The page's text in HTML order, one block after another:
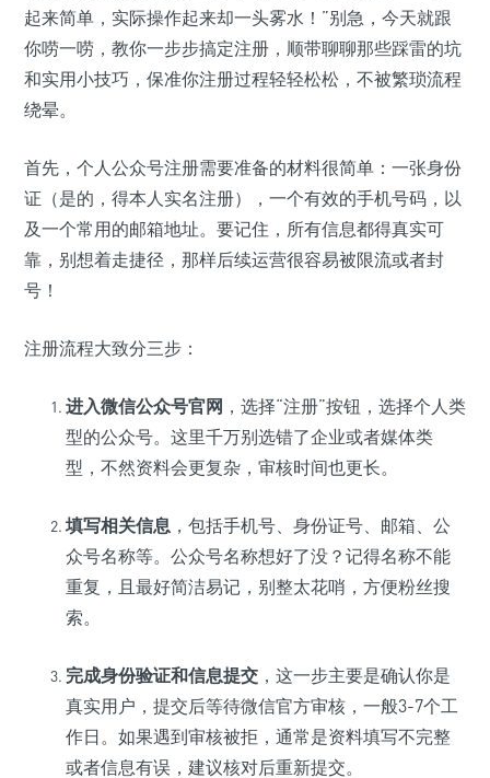
起来简单，实际操作起来却一头雾水！”别急，今天就跟
你唠一唠，教你一步步搞定注册，顺带聊聊那些踩雷的坑
和实用小技巧，保准你注册过程轻轻松松，不被繁琐流程
绕晕。
首先，个人公众号注册需要准备的材料很简单：一张身份
证（是的，得本人实名注册），一个有效的手机号码，以
及一个常用的邮箱地址。要记住，所有信息都得真实可
靠，别想着走捷径，那样后续运营很容易被限流或者封
号！
注册流程大致分三步：
进入微信公众号官网 ，选择“注册”按钮，选择个人类
型的公众号。这里千万别选错了企业或者媒体类
型，不然资料会更复杂，审核时间也更长。
填写相关信息 ，包括手机号、身份证号、邮箱、公
众号名称等。公众号名称想好了没？记得名称不能
重复，且最好简洁易记，别整太花哨，方便粉丝搜
索。
完成身份验证和信息提交 ，这一步主要是确认你是
真实用户，提交后等待微信官方审核，一般3-7个工
作日。如果遇到审核被拒，通常是资料填写不完整
或者信息有误，建议核对后重新提交。